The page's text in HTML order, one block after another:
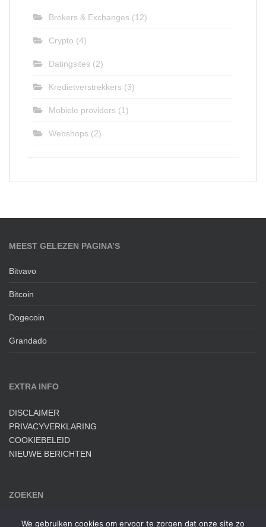
Brokers & Exchanges (12)
Crypto (4)
Datingsites (2)
Kredietverstrekkers (3)
Mobiele providers (1)
Webshops (2)
MEEST GELEZEN PAGINA’S
Bitvavo
Bitcoin
Dogecoin
Grandado
EXTRA INFO
DISCLAIMER
PRIVACYVERKLARING
COOKIEBELEID
NIEUWE BERICHTEN
ZOEKEN
ZoekWe gebruiken cookies om ervoor te zorgen dat onze site zo